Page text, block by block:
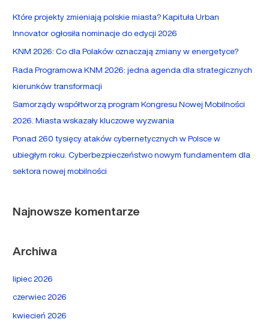
l
a
:
Które projekty zmieniają polskie miasta? Kapituła Urban
Innovator ogłosiła nominacje do edycji 2026
KNM 2026: Co dla Polaków oznaczają zmiany w energetyce?
Rada Programowa KNM 2026: jedna agenda dla strategicznych
kierunków transformacji
Samorządy współtworzą program Kongresu Nowej Mobilności
2026. Miasta wskazały kluczowe wyzwania
Ponad 260 tysięcy ataków cybernetycznych w Polsce w
ubiegłym roku. Cyberbezpieczeństwo nowym fundamentem dla
sektora nowej mobilności
Najnowsze komentarze
Archiwa
lipiec 2026
czerwiec 2026
kwiecień 2026